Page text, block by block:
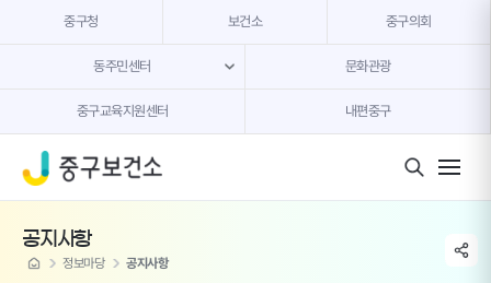
중구청 보건소 중구의회
동주민센터 문화관광
중구교육지원센터 내편중구
공지사항
home 정보마당 공지사항
share